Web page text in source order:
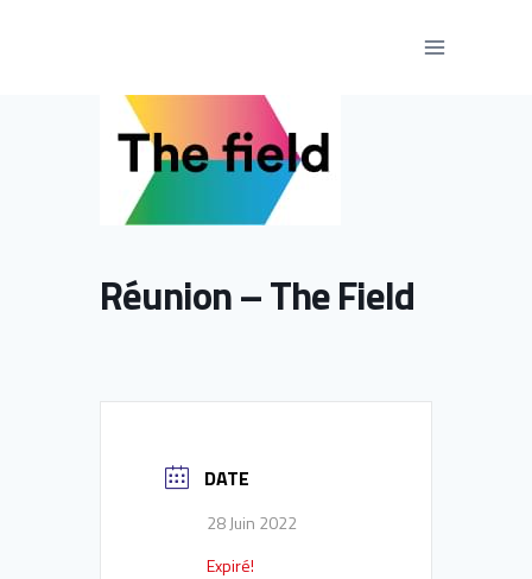
Réunion – The Field
DATE
28 Juin 2022
Expiré!